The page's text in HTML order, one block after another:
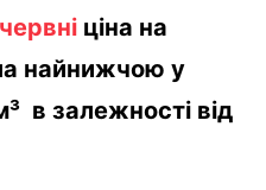
червні ціна на
найнижчою у
в залежності від